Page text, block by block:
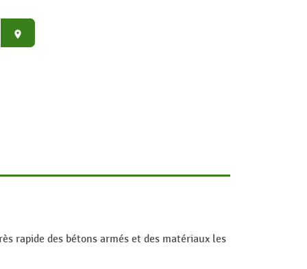
place
rapide des bétons armés et des matériaux les